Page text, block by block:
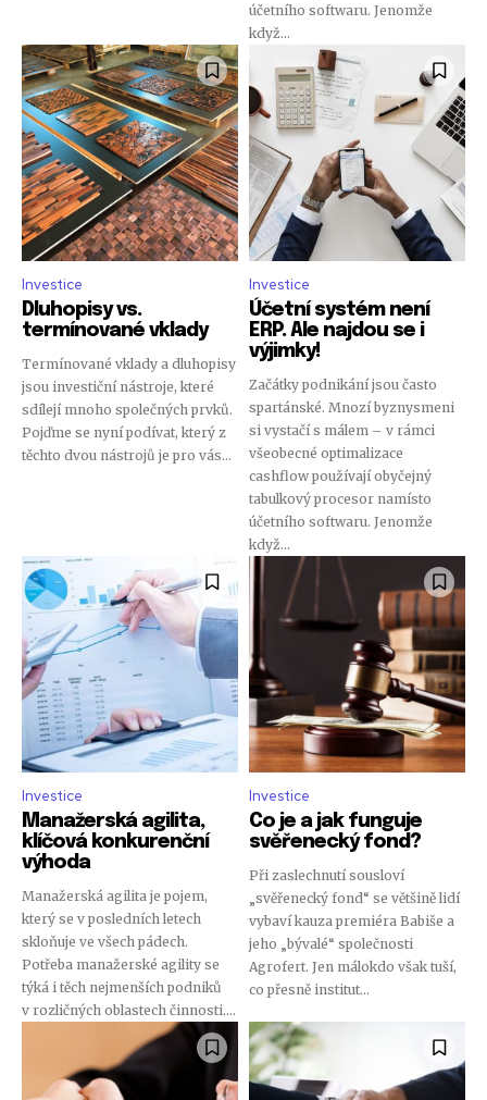
účetního softwaru. Jenomže
když...
Investice
Dluhopisy vs.
termínované vklady
Termínované vklady a dluhopisy
jsou investiční nástroje, které
sdílejí mnoho společných prvků.
Pojďme se nyní podívat, který z
těchto dvou nástrojů je pro vás...
Investice
Účetní systém není
ERP. Ale najdou se i
výjimky!
Začátky podnikání jsou často
spartánské. Mnozí byznysmeni
si vystačí s málem – v rámci
všeobecné optimalizace
cashflow používají obyčejný
tabulkový procesor namísto
účetního softwaru. Jenomže
když...
Investice
Manažerská agilita,
klíčová konkurenční
výhoda
Manažerská agilita je pojem,
který se v posledních letech
skloňuje ve všech pádech.
Potřeba manažerské agility se
týká i těch nejmenších podniků
v rozličných oblastech činnosti....
Investice
Co je a jak funguje
svěřenecký fond?
Při zaslechnutí sousloví
„svěřenecký fond“ se většině lidí
vybaví kauza premiéra Babiše a
jeho „bývalé“ společnosti
Agrofert. Jen málokdo však tuší,
co přesně institut...